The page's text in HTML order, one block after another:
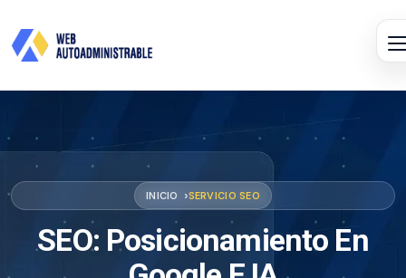
INICIO SERVICIO SEO
SEO: Posicionamiento En